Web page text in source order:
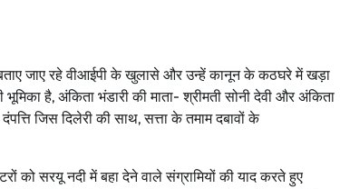
बताए जाए रहे वीआईपी के खुलासे और उन्हें कानून के कठघरे में खड़ा
है, अंकिता भंडारी की माता- श्रीमती सोनी देवी और अंकिता
जिस दिलेरी की साथ, सत्ता के तमाम दबावों के
को सरयू नदी में बहा देने वाले संग्रामियों की याद करते हुए